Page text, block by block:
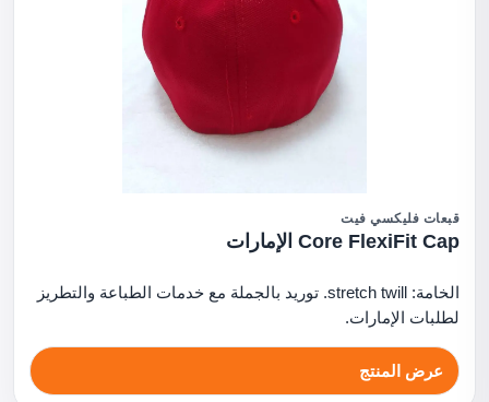
قبعات فليكسي فيت
Core FlexiFit Cap الإمارات
الخامة: stretch twill. توريد بالجملة مع خدمات الطباعة والتطريز
لطلبات الإمارات.
عرض المنتج